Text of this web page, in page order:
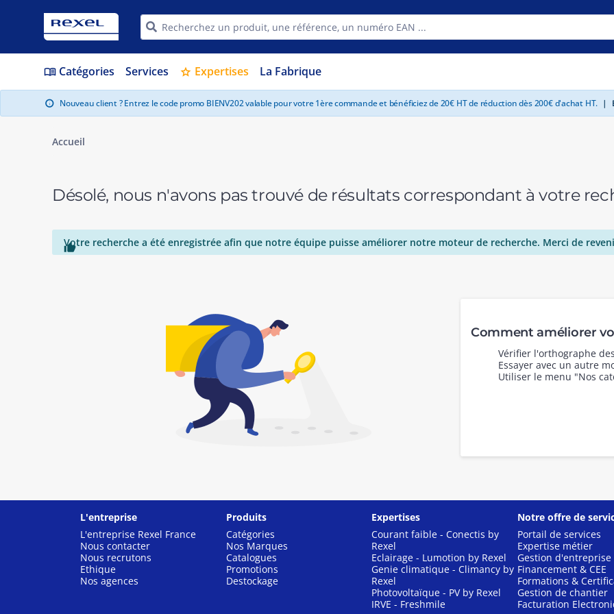
menu_book Catégories Services star Expertises La Fabrique
info Nouveau client ? Entrez le code promo BIENV202 valable pour votre 1ère commande et bénéficiez de 20€ HT de réduction dès 200€ d'achat HT. |
Accueil
Désolé, nous n'avons pas trouvé de résultats correspondant à votre

Votre recherche a été enregistrée afin que notre équipe puisse améliorer notre moteur de recherche. Merci de
Comment améliorer
Vérifier l'orthographe
Essayer avec un autre
Utiliser le menu "Nos
L'entreprise
L'entreprise Rexel France
Nous contacter
Nous recrutons
Ethique
Nos agences
Produits
Catégories
Nos Marques
Catalogues
Promotions
Destockage
Expertises
Courant faible - Conectis by
Rexel
Eclairage - Lumotion by Rexel
Genie climatique - Climancy by
Rexel
Photovoltaïque - PV by Rexel
IRVE - Freshmile
Notre offre de
Portail de services
Expertise métier
Gestion d'entreprise
Financement & CEE
Formations &
Gestion de chantier
Facturation